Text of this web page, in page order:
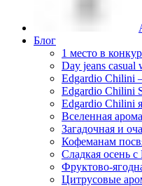
Блог
1 место в
Day jeans
Edgardio Chilini
Edgardio Chilini
Edgardio Chilini
Вселенная
Загадочная и
Кофеманам
Сладкая осень
Фруктово-
​Цитрусовые